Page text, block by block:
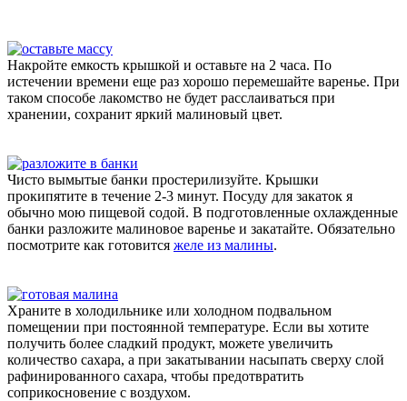
Накройте емкость крышкой и оставьте на 2 часа. По
истечении времени еще раз хорошо перемешайте варенье. При
таком способе лакомство не будет расслаиваться при
хранении, сохранит яркий малиновый цвет.
Чисто вымытые банки простерилизуйте. Крышки
прокипятите в течение 2-3 минут. Посуду для закаток я
обычно мою пищевой содой. В подготовленные охлажденные
банки разложите малиновое варенье и закатайте. Обязательно
посмотрите как готовится желе из малины.
Храните в холодильнике или холодном подвальном
помещении при постоянной температуре. Если вы хотите
получить более сладкий продукт, можете увеличить
количество сахара, а при закатывании насыпать сверху слой
рафинированного сахара, чтобы предотвратить
соприкосновение с воздухом.